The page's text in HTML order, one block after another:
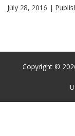
July 28, 2016 |
Copyright ©